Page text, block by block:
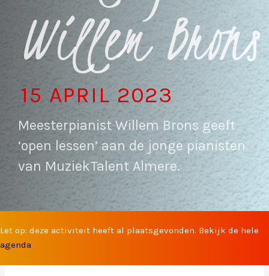
Willem Brons
15 APRIL 2023
Meesterpianist Willem Brons geeft
‘open lessen’ aan de jonge pianisten
van MuziekTalent Almere.
Let op: deze activiteit heeft al plaatsgevonden. Bekijk de hele
agenda